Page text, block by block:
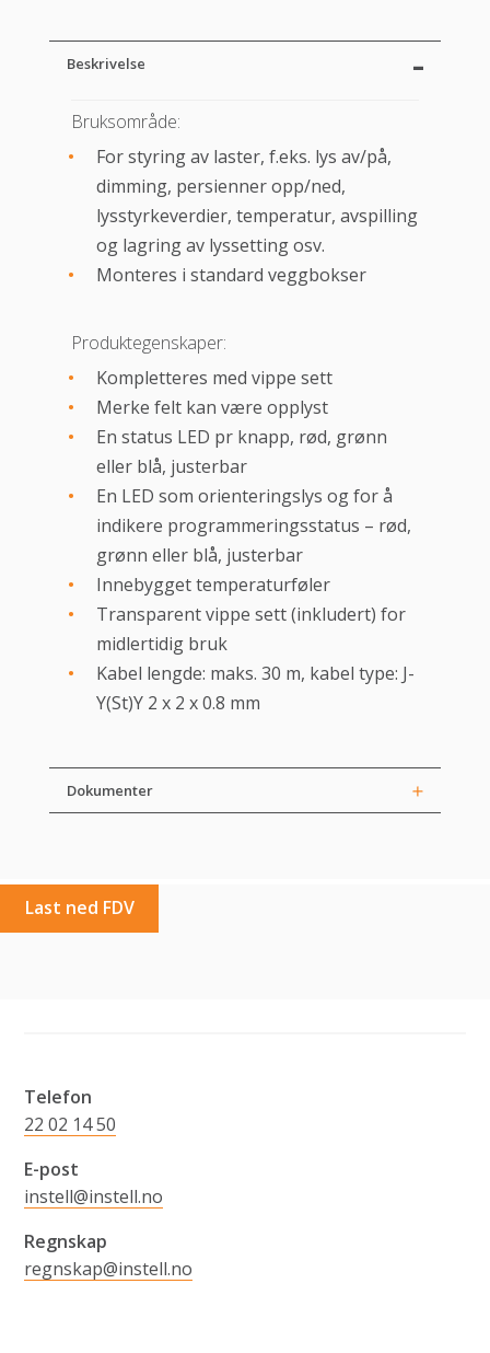
Beskrivelse
Bruksområde:
For styring av laster, f.eks. lys av/på,
dimming, persienner opp/ned,
lysstyrkeverdier, temperatur, avspilling
og lagring av lyssetting osv.
Monteres i standard veggbokser
Produktegenskaper:
Kompletteres med vippe sett
Merke felt kan være opplyst
En status LED pr knapp, rød, grønn
eller blå, justerbar
En LED som orienteringslys og for å
indikere programmeringsstatus – rød,
grønn eller blå, justerbar
Innebygget temperaturføler
Transparent vippe sett (inkludert) for
midlertidig bruk
Kabel lengde: maks. 30 m, kabel type: J-
Y(St)Y 2 x 2 x 0.8 mm
Dokumenter
Last ned FDV
Telefon
22 02 14 50
E-post
instell@instell.no
Regnskap
regnskap@instell.no